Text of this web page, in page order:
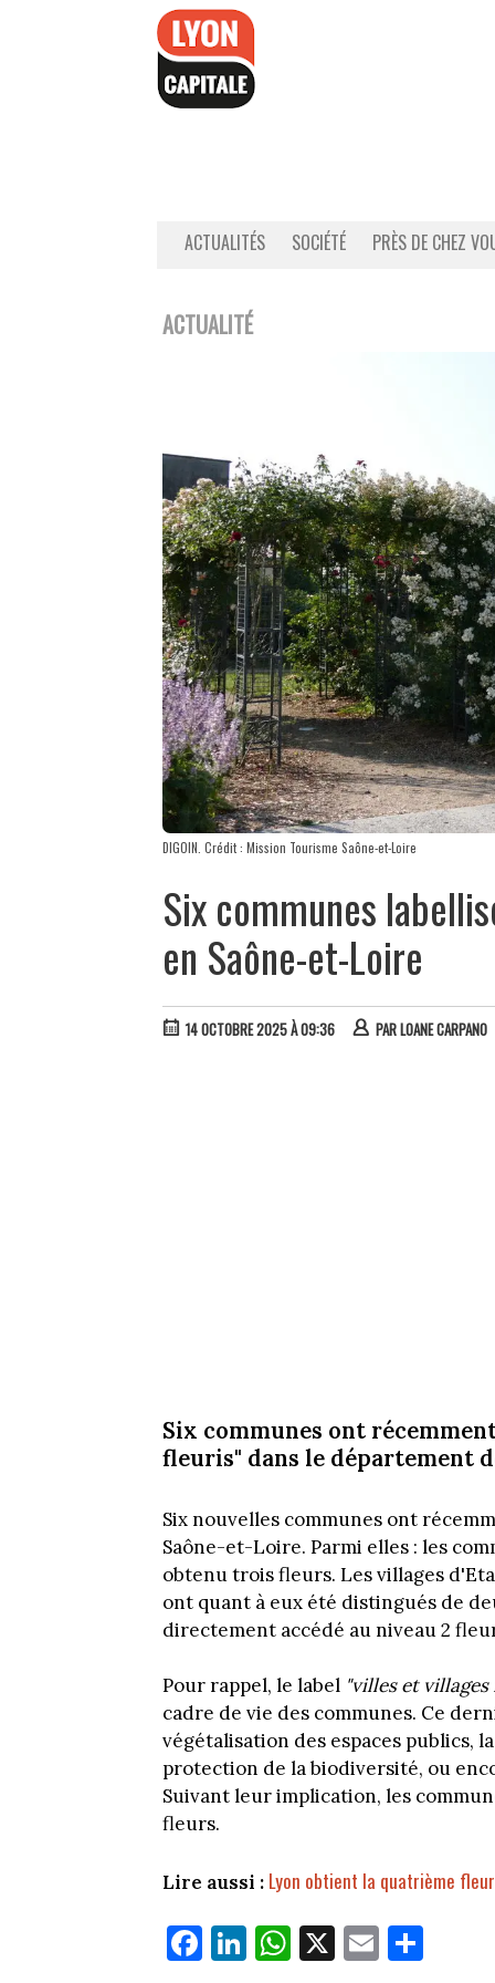
ACTUALITÉS SOCIÉTÉ PRÈS DE CHEZ
ACTUALITÉ
DIGOIN. Crédit : Mission Tourisme Saône-et-Loire
Six communes
en Saône-et-Loire
14 OCTOBRE 2025 À 09:36 PARLOANE CARPANO
Six communes ont
fleuris" dans le département
Six nouvelles communes ont
Saône-et-Loire. Parmi elles : les
obtenu trois fleurs. Les villages
ont quant à eux été distingués de
directement accédé au niveau 2
Pour rappel, le label "villes et
cadre de vie des communes. Ce
végétalisation des espaces publics,
protection de la biodiversité, ou
Suivant leur implication, les
fleurs.
Lire aussi : Lyon obtient la quatrième
Fa Li W X E